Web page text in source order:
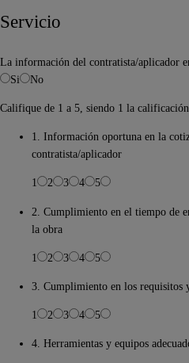
Servicio
La información del contratista/aplicador
Si
No
Califique de 1 a 5, siendo 1 la
1. Información oportuna en la
contratista/aplicador
1 2 3 4 5
2. Cumplimiento en el tiempo de
la obra
1 2 3 4 5
3. Cumplimiento en los requisitos
1 2 3 4 5
4. Herramientas y equipos